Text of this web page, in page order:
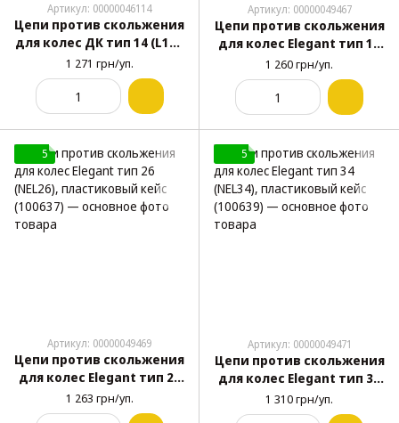
Артикул: 00000046114
Цепи против скольжения
для колес ДК тип 14 (L14),
пластиковый кейс, 4 шт.
1 271 грн/уп.
Артикул: 00000049467
Цепи против скольжения
для колес Elegant тип 18
(NEL18), пластиковый
кейс (100635)
1 260 грн/уп.
5
Артикул: 00000049469
Цепи против скольжения
для колес Elegant тип 26
(NEL26), пластиковый
кейс (100637)
1 263 грн/уп.
5
Артикул: 00000049471
Цепи против скольжения
для колес Elegant тип 34
(NEL34), пластиковый
кейс (100639)
1 310 грн/уп.